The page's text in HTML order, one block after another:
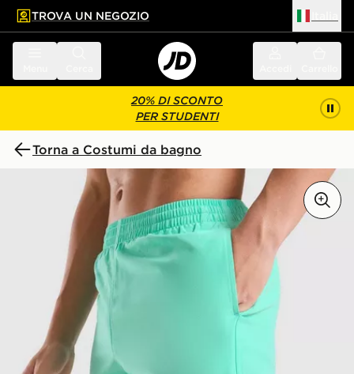
principale
a fondo pagina
TROVA UN NEGOZIO
20% DI SCONTO
PER STUDENTI
Torna a Costumi da bagno